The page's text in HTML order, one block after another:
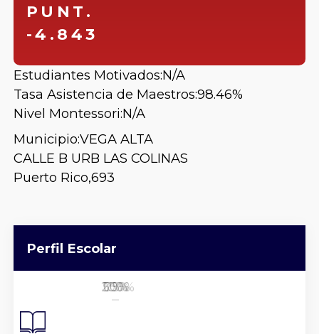
PUNT.
-4.843
Estudiantes Motivados:N/A
Tasa Asistencia de Maestros:98.46%
Nivel Montessori:N/A
Municipio:VEGA ALTA
CALLE B URB LAS COLINAS
Puerto Rico,693
Perfil Escolar
0%
25%
50%
75%
100%